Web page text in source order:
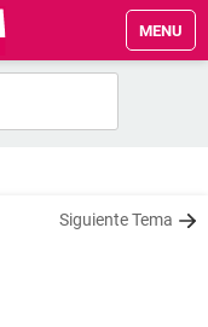
MENU
Siguiente Tema